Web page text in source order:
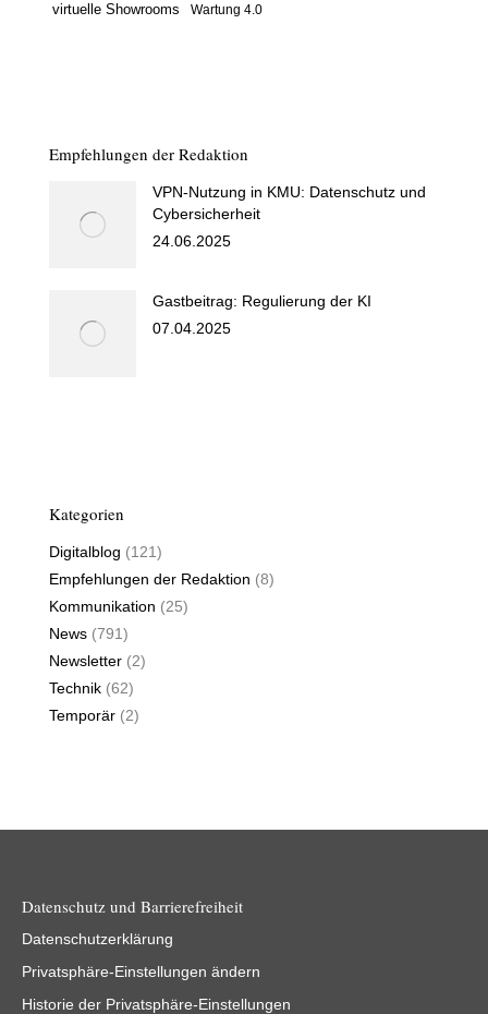
virtuelle Showrooms Wartung 4.0
Empfehlungen der Redaktion
VPN-Nutzung in KMU: Datenschutz und
Cybersicherheit
24.06.2025
Gastbeitrag: Regulierung der KI
07.04.2025
Kategorien
Digitalblog (121)
Empfehlungen der Redaktion (8)
Kommunikation (25)
News (791)
Newsletter (2)
Technik (62)
Temporär (2)
Datenschutz und Barrierefreiheit
Datenschutzerklärung
Privatsphäre-Einstellungen ändern
Historie der Privatsphäre-Einstellungen